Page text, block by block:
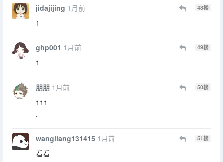
jidajijing 1月前 48楼
1
ghp001 1月前 49楼
1
朋朋 1月前 50楼
111
.
wangliang131415 1月前 51楼
看看